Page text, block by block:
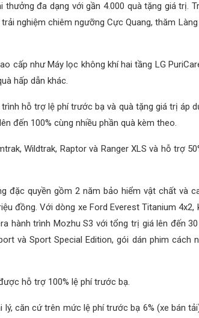
thưởng đa dạng với gần 4.000 quà tặng giá trị.
nghiệm chiêm ngưỡng Cực Quang, thăm Làng
cấp như Máy lọc không khí hai tầng LG
hấp dẫn khác.
hỗ trợ lệ phí trước bạ và quà tặng giá trị áp
đến 100% cùng nhiều phần quà kèm theo.
Wildtrak, Raptor và Ranger XLS và hỗ trợ
đặc quyền gồm 2 năm bảo hiểm vật chất và
đồng. Với dòng xe Ford Everest Titanium 4x2,
hành trình Mozhu S3 với tổng trị giá lên đến
và Sport Special Edition, gói dán phim cách
hỗ trợ 100% lệ phí trước bạ.
căn cứ trên mức lệ phí trước bạ 6% (xe bán